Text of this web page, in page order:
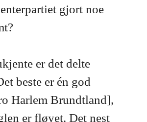
gjort noe
er det delte
beste er én god
Harlem Brundtland],
er fløyet. Det nest